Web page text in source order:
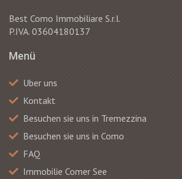
Best Como Immobiliare S.r.l.
P.IVA. 03604180137
Menü
Uber uns
Kontakt
Besuchen sie uns in Tremezzina
Besuchen sie uns in Como
FAQ
Immobilie Comer See